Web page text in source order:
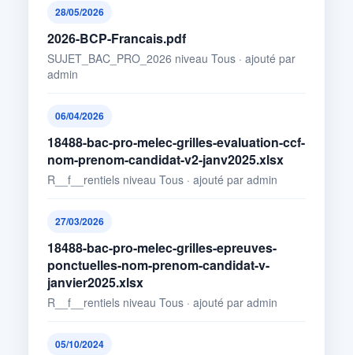
28/05/2026
2026-BCP-Francais.pdf
SUJET_BAC_PRO_2026 niveau Tous · ajouté par
admin
06/04/2026
18488-bac-pro-melec-grilles-evaluation-ccf-
nom-prenom-candidat-v2-janv2025.xlsx
R__f__rentiels niveau Tous · ajouté par admin
27/03/2026
18488-bac-pro-melec-grilles-epreuves-
ponctuelles-nom-prenom-candidat-v-
janvier2025.xlsx
R__f__rentiels niveau Tous · ajouté par admin
05/10/2024